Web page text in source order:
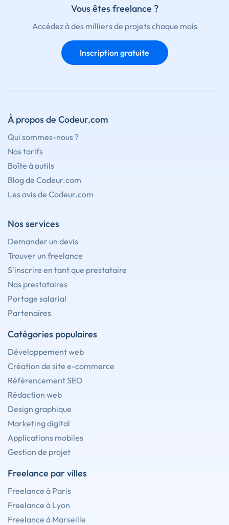
Vous êtes freelance ?
Accédez à des milliers de projets chaque mois
Inscription gratuite
À propos de Codeur.com
Qui sommes-nous ?
Nos tarifs
Boîte à outils
Blog de Codeur.com
Les avis de Codeur.com
Nos services
Demander un devis
Trouver un freelance
S'inscrire en tant que prestataire
Nos prestataires
Portage salarial
Partenaires
Catégories populaires
Développement web
Création de site e-commerce
Référencement SEO
Rédaction web
Design graphique
Marketing digital
Applications mobiles
Gestion de projet
Freelance par villes
Freelance à Paris
Freelance à Lyon
Freelance à Marseille